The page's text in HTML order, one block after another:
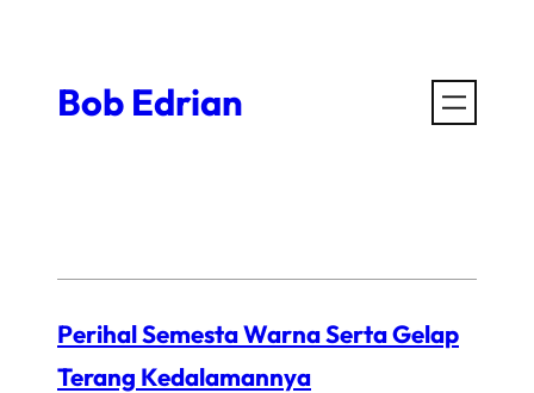
contentBob Edrian
Perihal Semesta Warna Serta Gelap
Terang Kedalamannya